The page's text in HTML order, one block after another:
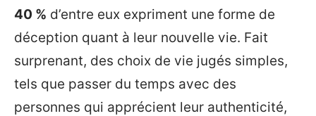
40 % d’entre eux expriment une forme de
déception quant à leur nouvelle vie. Fait
surprenant, des choix de vie jugés simples,
tels que passer du temps avec des
personnes qui apprécient leur authenticité,